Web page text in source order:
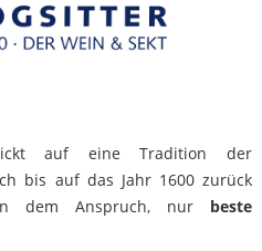
auf eine Tradition der
bis auf das Jahr 1600 zurück
dem Anspruch, nur beste